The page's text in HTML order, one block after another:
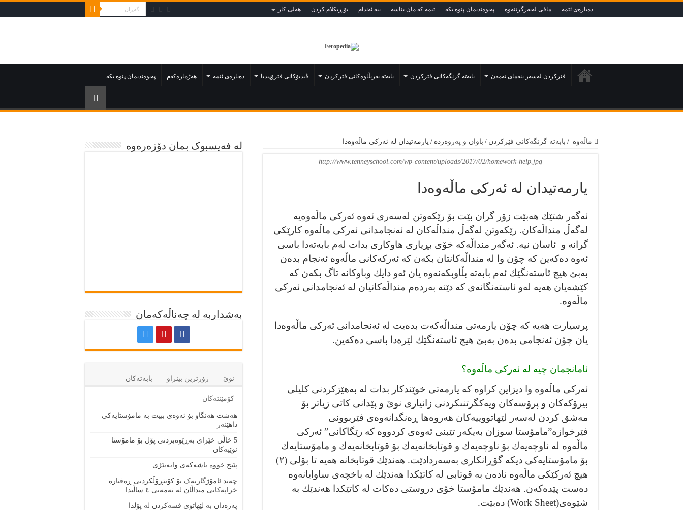
دەبارەى ئێمە مافى لەبەرگرتنەوە په‌يوه‌نديمان پێوه‌ بكه‌‌ تيمه كه مان بناسه ببه‌ ئه‌ندام بۆ ڕيكلام كردن هه‌لی كار
فێركردن لەسەر بنەماى تەمەن بابەتە گرنگەكانى فێركردن بابەتە بەربڵاوەكانى فێركردن ڤيديۆكانى فێرۆپيديا دەبارەى ئێمە هەژمارەکەم په‌يوه‌نديمان پێوه‌ بكه‌‌
ماڵەوە / بابەتە گرنگەكانى فێركردن / باوان و پەروەردە / يارمەتيدان لە ئەركى ماڵەوەدا
http://www.tenneyschool.com/wp-content/uploads/2017/02/homework-help.jpg
يارمەتيدان لە ئەركى ماڵەوەدا
ئەگەر شتێك هەبێت زۆر گران بێت بۆ رێكەوتن لەسەرى ئەوە ئه‌ركى ماڵەوەيە
لەگەڵ منداڵەكان. رێكەوتن لەگەڵ منداڵەكان لە ئەنجامدانى ئەركى ماڵەوە كارێكى
گرانە و ئاسان نيە. ئەگەر منداڵەكە خۆى بڕيارى هاوكارى بدات لەم بابەتەدا باسى
ئەوە دەكەين كە چۆن وا لە منداڵەكانتان بكەن كە ئەركەكانى ماڵەوە ئەنجام بده‌ن
بەبێ هيچ ئاستەنگێك ئەم بابەتە بڵاوبكەنەوە يان ئەو دايك وباوكانە تاگ بكەن كە
كێشەيان هەيە لەو ئاستەنگانەى كە دێنە بەردەم منداڵەكانيان لە ئەنجامدانى ئەركى
ماڵەوە.
پرسيارت هەيە كە چۆن يارمەتى منداڵەكەت بدەيت لە ئەنجامدانى ئەركى ماڵەوەدا
يان چۆن ئەنجامى بدەن بەبێ هيچ ئاستەنگێك لێرەدا باسى دەكەين.
ئامانجمان چيە لە ئەركى ماڵەوە؟
ئەركى ماڵەوە وا ديزاين كراوە كە يارمەتى خوێندكار بدات لە بەهێزكردنى كليلى
بيرۆكەكان و پرۆسەكان ويه‌كگرتنىكردنى زانيارى نوێ و پێدانى كاتى زياتر بۆ
مەشق كردن لەسەر لێهاتووييەكان هه‌روه‌ها ڕه‌نگدانه‌وه‌ى فێربوونى
فێرخوازه‌”مامۆستا سوزان به‌يكه‌ر تێبنى ئەوەى كردووە كە رێگاكانى” ئەركى
ماڵەوە لە ناوچەيەك بۆ ناوچەيەك و قوتابخانەيەك بۆ قوتابخانەيەك و مامۆستايەك
بۆ مامۆستايەكى ديكه‌ گۆڕانكارى بەسەردادێت. هەندێك قوتابخانە هەيە تا بۆلى (٢)
هيچ ئەركێكى ماڵەوە نادەن بە قوتابى لە كاتێكدا هەندێك لە باخچەى ساوايانەوە
دەست پێدەكەن. هەندێك مامۆستا خۆى دروستى دەكات لە كاتێكدا هەندێك بە
شێوەى(Work Sheet) دەبێت.
لە فەیسبوک بمان دۆزەرەوە
بەشداربە لە چەناڵەکەمان
نوێ زۆرترين بينراو بابەتەكان
كۆمێنتەكان
هەشت هەنگاو بۆ ئەوەی ببیت بە مامۆستایەکی
داهێنەر
5 خاڵی خێرای به‌ڕێوه‌بردنی پۆل بۆ مامۆستا
نوێیه‌كان
پێنج خووه‌ باشه‌كه‌ی وانه‌بێژی
چەند ئامۆژگاریەک بۆ کۆنتڕۆڵکردنی ڕەفتارە
خراپەکانی منداڵان لە تەمەنی ٤ ساڵیدا
پەرەدان بە لێهاتوی قسەکردن لە پۆلدا